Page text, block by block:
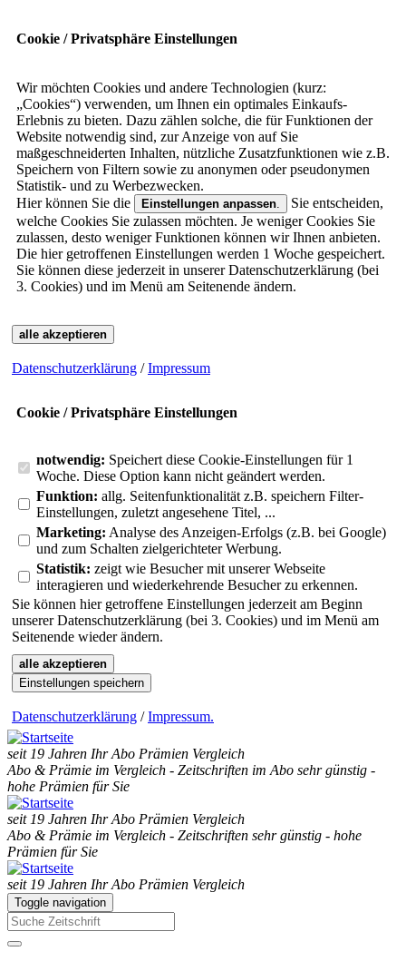
Cookie / Privatsphäre Einstellungen
Wir möchten Cookies und andere Technologien (kurz:
„Cookies“) verwenden, um Ihnen ein optimales Einkaufs-
Erlebnis zu bieten. Dazu zählen solche, die für Funktionen der
Website notwendig sind, zur Anzeige von auf Sie
maßgeschneiderten Inhalten, nützliche Zusatzfunktionen wie z.B.
Speichern von Filtern sowie zu anonymen oder pseudonymen
Statistik- und zu Werbezwecken.
Hier können Sie die
Einstellungen anpassen.
Sie entscheiden,
welche Cookies Sie zulassen möchten. Je weniger Cookies Sie
zulassen, desto weniger Funktionen können wir Ihnen anbieten.
Die hier getroffenen Einstellungen werden 1 Woche gespeichert.
Sie können diese jederzeit in unserer Datenschutzerklärung (bei
3. Cookies) und im Menü am Seitenende ändern.
alle akzeptieren
Datenschutzerklärung /Impressum
Cookie / Privatsphäre Einstellungen
notwendig: Speichert diese Cookie-Einstellungen für 1
Woche. Diese Option kann nicht geändert werden.
Funktion: allg. Seitenfunktionalität z.B. speichern Filter-
Einstellungen, zuletzt angesehene Titel, ...
Marketing: Analyse des Anzeigen-Erfolgs (z.B. bei Google)
und zum Schalten zielgerichteter Werbung.
Statistik: zeigt wie Besucher mit unserer Webseite
interagieren und wiederkehrende Besucher zu erkennen.
Sie können hier getroffene Einstellungen jederzeit am Beginn
unserer Datenschutzerklärung (bei 3. Cookies) und im Menü am
Seitenende wieder ändern.
alle akzeptieren
Einstellungen speichern
Datenschutzerklärung /Impressum.
seit 19 Jahren Ihr Abo Prämien Vergleich
Abo & Prämie im Vergleich - Zeitschriften im Abo sehr günstig -
hohe Prämien für Sie
seit 19 Jahren Ihr Abo Prämien Vergleich
Abo & Prämie im Vergleich - Zeitschriften sehr günstig - hohe
Prämien für Sie
seit 19 Jahren Ihr Abo Prämien Vergleich
Toggle navigation